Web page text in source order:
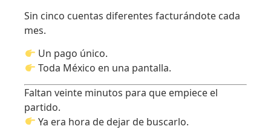
Sin cinco cuentas diferentes facturándote cada
mes.
Un pago único.
Toda México en una pantalla.
Faltan veinte minutos para que empiece el
partido.
Ya era hora de dejar de buscarlo.